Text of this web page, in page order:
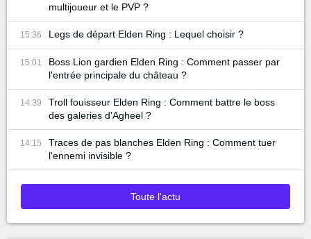
multijoueur et le PVP ?
15:36 Legs de départ Elden Ring : Lequel choisir ?
15:01
Boss Lion gardien Elden Ring : Comment passer par
l'entrée principale du château ?
14:39
Troll fouisseur Elden Ring : Comment battre le boss
des galeries d'Agheel ?
14:15
Traces de pas blanches Elden Ring : Comment tuer
l'ennemi invisible ?
Toute l'actu